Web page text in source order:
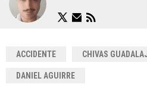
ACCIDENTE CHIVAS
DANIEL AGUIRRE